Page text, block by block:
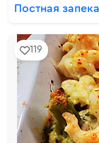
Постная
119